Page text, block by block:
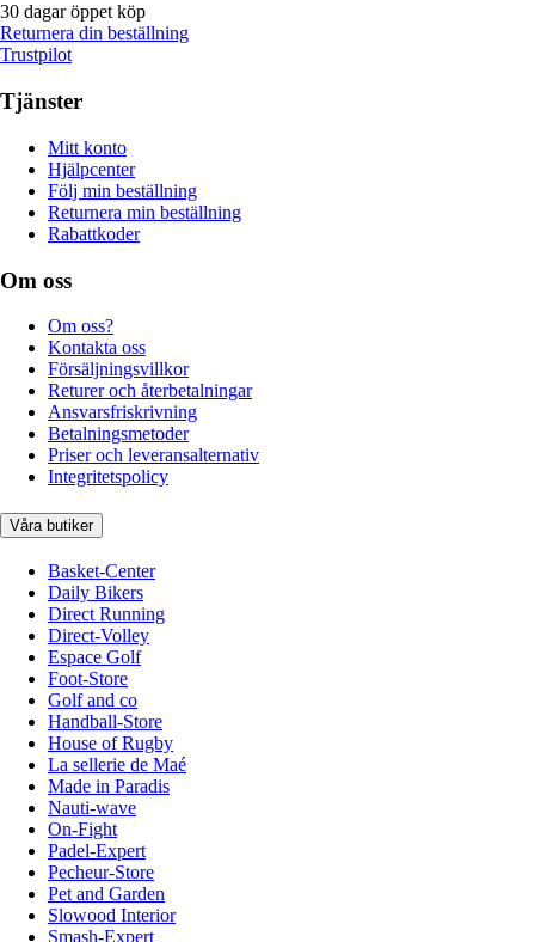
30 dagar öppet köp
Returnera din beställning
Trustpilot
Tjänster
Mitt konto
Hjälpcenter
Följ min beställning
Returnera min beställning
Rabattkoder
Om oss
Om oss?
Kontakta oss
Försäljningsvillkor
Returer och återbetalningar
Ansvarsfriskrivning
Betalningsmetoder
Priser och leveransalternativ
Integritetspolicy
Våra butiker
Basket-Center
Daily Bikers
Direct Running
Direct-Volley
Espace Golf
Foot-Store
Golf and co
Handball-Store
House of Rugby
La sellerie de Maé
Made in Paradis
Nauti-wave
On-Fight
Padel-Expert
Pecheur-Store
Pet and Garden
Slowood Interior
Smash-Expert